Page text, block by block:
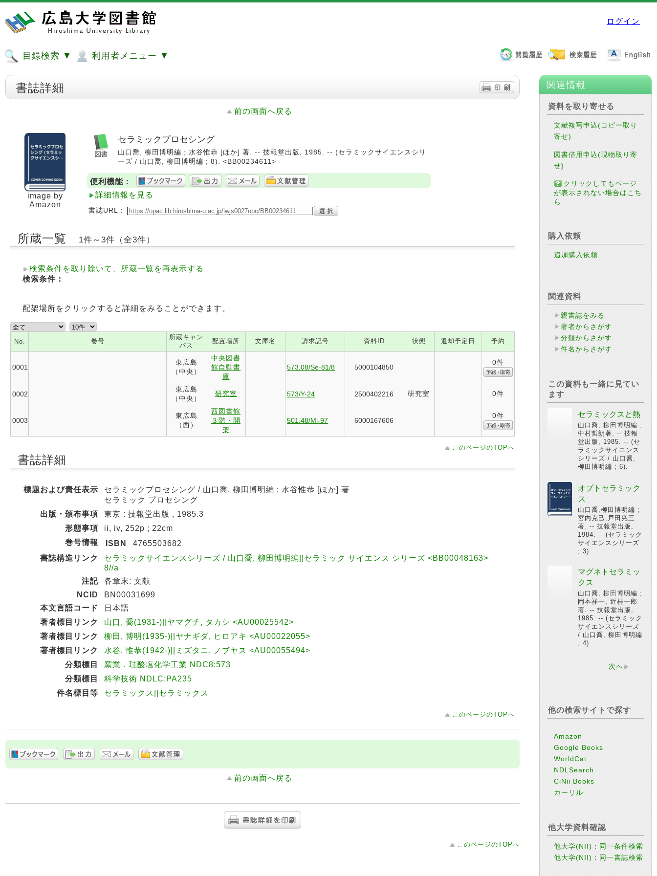
ログイン
目録検索 ▼ 利用者メニュー ▼
書誌詳細
前の画面へ戻る
image by
Amazon
セラミックプロセシング
山口喬, 柳田博明編 ; 水谷惟恭 [ほか] 著. -- 技報堂出版, 1985. -- (セラミックサイエンスシリ
ーズ / 山口喬, 柳田博明編 ; 8). <BB00234611>
便利機能：
詳細情報を見る
書誌URL：
所蔵一覧 1件～3件（全3件）
検索条件を取り除いて、所蔵一覧を再表示する
検索条件：
配架場所をクリックすると詳細をみることができます。
No. 巻号
所蔵キャン
パス
配置場所 文庫名 請求記号 資料ID 状態 返却予定日 予約
0001
東広島
（中央）
中央図書
館自動書
庫
573.08/Se-81/8 5000104850
0件
0002
東広島
（中央）
研究室 573/Y-24 2500402216 研究室 0件
0003
東広島
（西）
西図書館
３階・開
架
501.48/Mi-97 6000167606
0件
このページのTOPへ
書誌詳細
標題および責任表示
セラミックプロセシング / 山口喬, 柳田博明編 ; 水谷惟恭 [ほか] 著
セラミック プロセシング
出版・頒布事項
東京 : 技報堂出版 , 1985.3
形態事項
ii, iv, 252p ; 22cm
巻号情報
ISBN
4765503682
書誌構造リンク
セラミックサイエンスシリーズ / 山口喬, 柳田博明編||セラミック サイエンス シリーズ <BB00048163>
8//a
注記
各章末: 文献
NCID
BN00031699
本文言語コード
日本語
著者標目リンク
山口, 喬(1931-)||ヤマグチ, タカシ <AU00025542>
著者標目リンク
柳田, 博明(1935-)||ヤナギダ, ヒロアキ <AU00022055>
著者標目リンク
水谷, 惟恭(1942-)||ミズタニ, ノブヤス <AU00055494>
分類標目
窯業．珪酸塩化学工業 NDC8:573
分類標目
科学技術 NDLC:PA235
件名標目等
セラミックス||セラミックス
このページのTOPへ
前の画面へ戻る
このページのTOPへ
関連情報
資料を取り寄せる
文献複写申込(コピー取り
寄せ)
図書借用申込(現物取り寄
せ)
クリックしてもページ
が表示されない場合はこち
ら
購入依頼
追加購入依頼
関連資料
親書誌をみる
著者からさがす
分類からさがす
件名からさがす
この資料も一緒に見てい
ます
セラミックスと熱
山口喬, 柳田博明編 ;
中村哲朗著. -- 技報
堂出版, 1985. -- (セ
ラミックサイエンス
シリーズ / 山口喬,
柳田博明編 ; 6).
オプトセラミック
ス
山口喬,柳田博明編 ;
宮内克己,戸田尭三
著. -- 技報堂出版,
1984. -- (セラミック
サイエンスシリーズ
; 3).
マグネトセラミッ
クス
山口喬, 柳田博明編 ;
岡本祥一, 近桂一郎
著. -- 技報堂出版,
1985. -- (セラミック
サイエンスシリーズ
/ 山口喬, 柳田博明編
; 4).
次へ
他の検索サイトで探す
Amazon
Google Books
WorldCat
NDLSearch
CiNii Books
カーリル
他大学資料確認
他大学(NII)：同一条件検索
他大学(NII)：同一書誌検索